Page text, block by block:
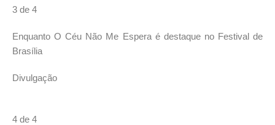
3 de 4
Enquanto O Céu Não Me Espera é destaque no Festival de
Brasília
Divulgação
4 de 4